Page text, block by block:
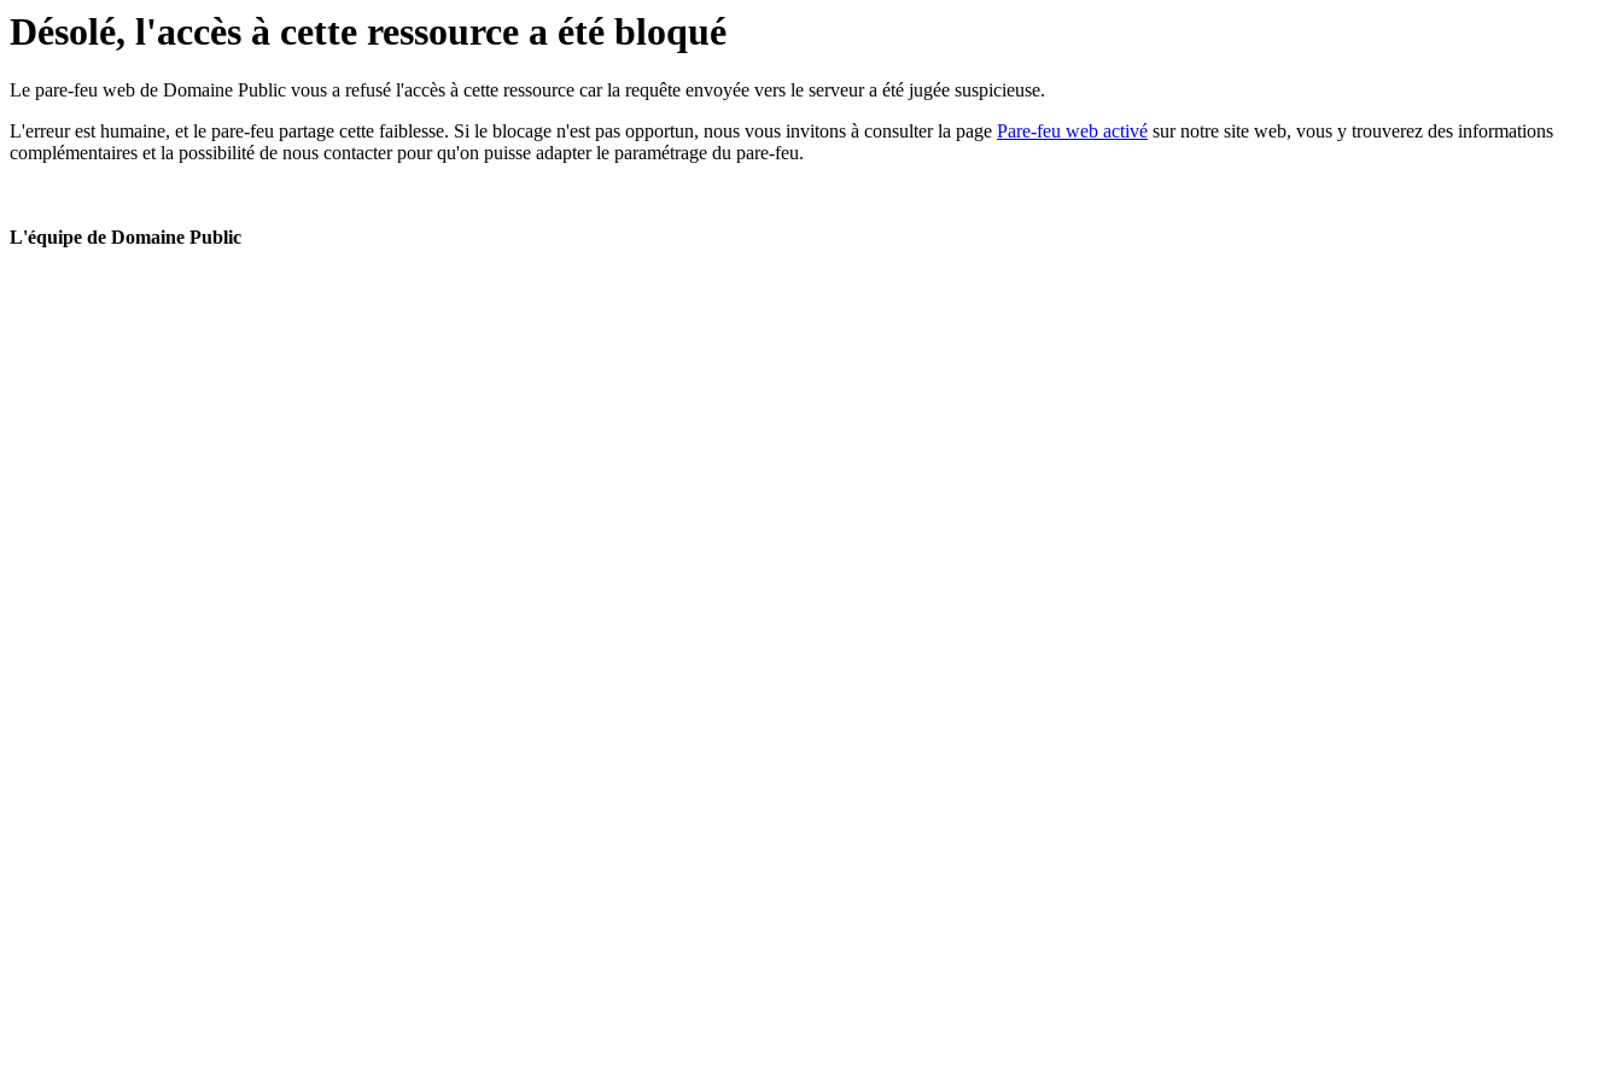
Désolé, l'accès à cette ressource a été bloqué
Le pare-feu web de Domaine Public vous a refusé l'accès à cette ressource car la requête envoyée vers le serveur a été jugée suspicieuse.
L'erreur est humaine, et le pare-feu partage cette faiblesse. Si le blocage n'est pas opportun, nous vous invitons à consulter la page Pare-feu web activé sur notre site web, vous y trouverez des informations
complémentaires et la possibilité de nous contacter pour qu'on puisse adapter le paramétrage du pare-feu.
L'équipe de Domaine Public